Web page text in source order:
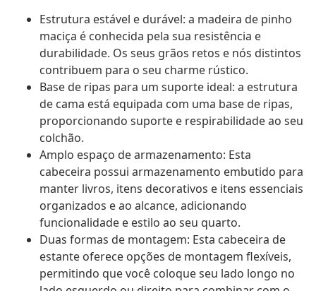
Estrutura estável e durável: a madeira de pinho
maciça é conhecida pela sua resistência e
durabilidade. Os seus grãos retos e nós distintos
contribuem para o seu charme rústico.
Base de ripas para um suporte ideal: a estrutura
de cama está equipada com uma base de ripas,
proporcionando suporte e respirabilidade ao seu
colchão.
Amplo espaço de armazenamento: Esta
cabeceira possui armazenamento embutido para
manter livros, itens decorativos e itens essenciais
organizados e ao alcance, adicionando
funcionalidade e estilo ao seu quarto.
Duas formas de montagem: Esta cabeceira de
estante oferece opções de montagem flexíveis,
permitindo que você coloque seu lado longo no